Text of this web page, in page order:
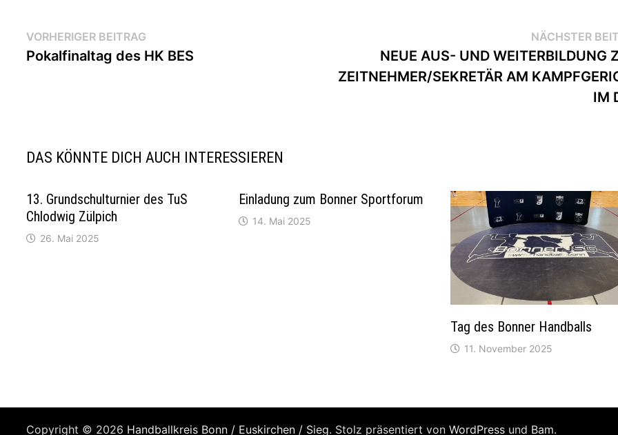
Beitragsnavigation
VORHERIGER BEITRAG
Beitrag:
Pokalfinaltag des HK BES
NÄCHSTER
NEUE AUS- UND WEITERBILDUNG
ZEITNEHMER/SEKRETÄR AM
IM
DAS KÖNNTE DICH AUCH INTERESSIEREN
13. Grundschulturnier des TuS
Chlodwig Zülpich
26. Mai 2025
Einladung zum Bonner Sportforum
14. Mai 2025
Tag des Bonner Handballs
11. November 2025
Copyright © 2026 Handballkreis Bonn / Euskirchen / Sieg. Stolz präsentiert vonWordPress und Bam.